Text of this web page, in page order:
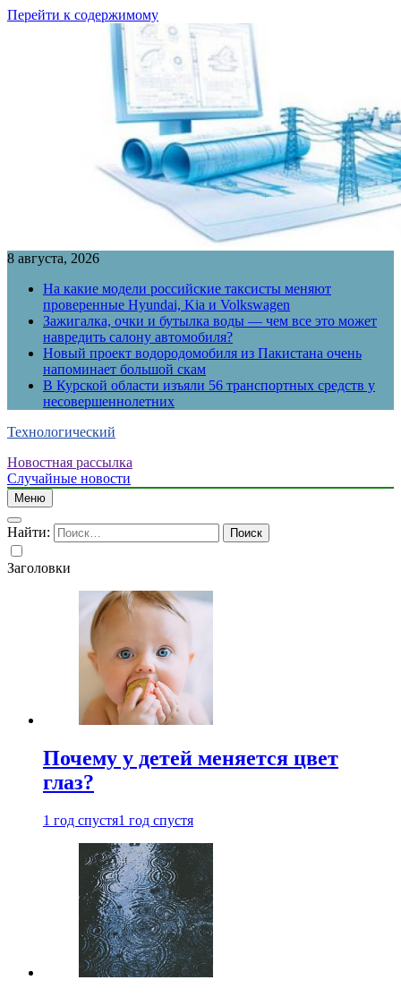
Перейти к содержимому
8 августа, 2026
На какие модели российские таксисты меняют
проверенные Hyundai, Kia и Volkswagen
Зажигалка, очки и бутылка воды — чем все это может
навредить салону автомобиля?
Новый проект водородомобиля из Пакистана очень
напоминает большой скам
В Курской области изъяли 56 транспортных средств у
несовершеннолетних
Технологический
Новостная рассылка
Случайные новости
Меню
Найти:
Заголовки
Почему у детей меняется цвет
глаз?
1 год спустя1 год спустя